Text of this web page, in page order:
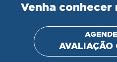
Venha conhecer
AVALIAÇÃO